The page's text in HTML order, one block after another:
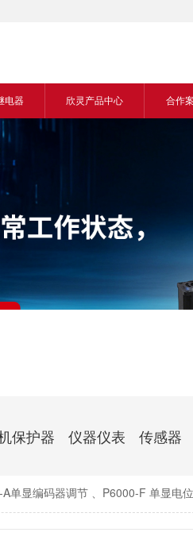
电器
继电器
继电器
欣灵产品中心
电气传动与控制
合作
塑料
建筑
保护器 仪器仪表 传感器
单显编码器调节 、P6000-F 单显电